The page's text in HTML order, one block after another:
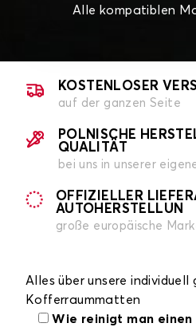
Alle kompatiblen
KOSTENLOSER
auf der ganzen Seite
POLNISCHE
QUALITÄT
bei uns in unserer
OFFIZIELLER
AUTOHERSTELLUN
große europäische
Alles über unsere
Kofferraummatten
Wie reinigt man einen